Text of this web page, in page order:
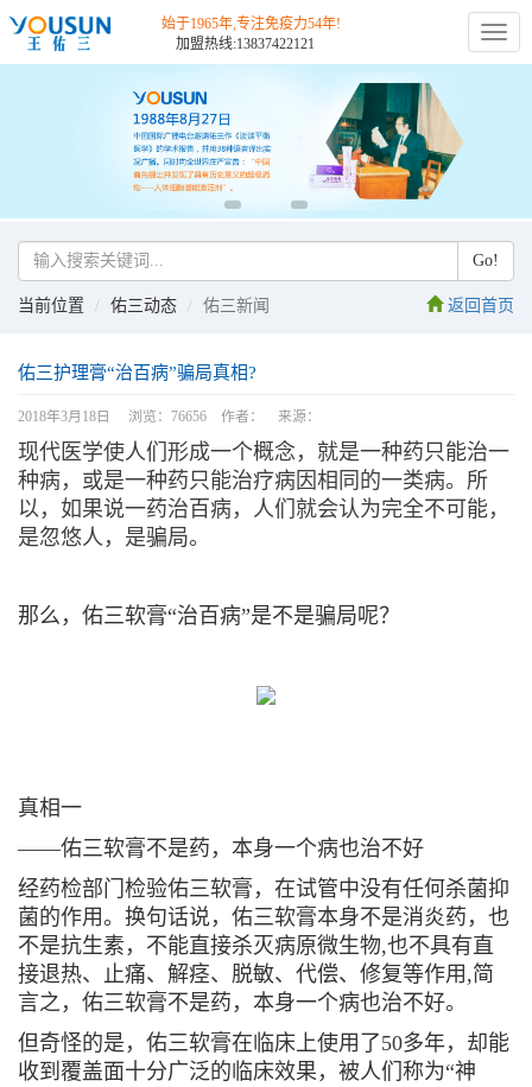
切
换
始于1965年,专注免疫力54年!
加盟热线:13837422121
当前位置 佑三动态 佑三新闻 返回首页
Go!
佑三护理膏“治百病”骗局真相?
2018年3月18日 浏览：76656 作者： 来源：
现代医学使人们形成一个概念，就是一种药只能治一
种病，或是一种药只能治疗病因相同的一类病。所
以，如果说一药治百病，人们就会认为完全不可能，
是忽悠人，是骗局。
那么，佑三软膏“治百病”是不是骗局呢？
真相一
——佑三软膏不是药，本身一个病也治不好
经药检部门检验佑三软膏，在试管中没有任何杀菌抑
菌的作用。换句话说，佑三软膏本身不是消炎药，也
不是抗生素，不能直接杀灭病原微生物,也不具有直
接退热、止痛、解痉、脱敏、代偿、修复等作用,简
言之，佑三软膏不是药， 本身一个病也治不好。
但奇怪的是，佑三软膏在临床上使用了50多年，却能
收到覆盖面十分广泛的临床效果，被人们称为“神